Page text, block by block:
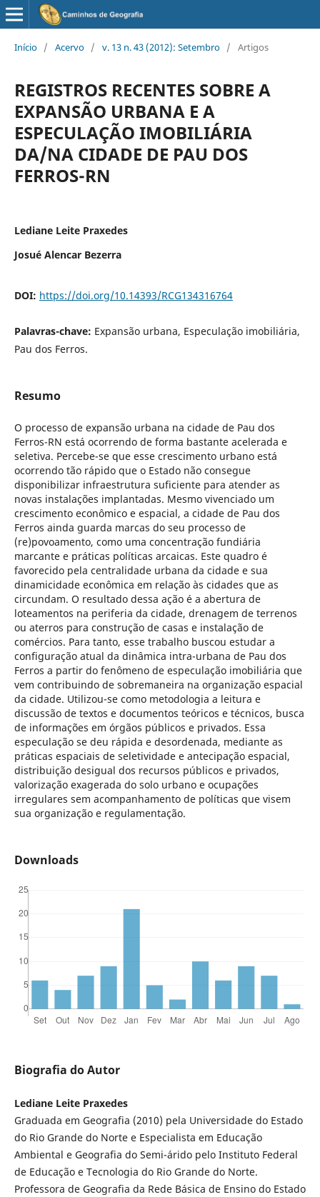
Início / Acervo / v. 13 n. 43 (2012): Setembro / Artigos
REGISTROS RECENTES SOBRE A
EXPANSÃO URBANA E A
ESPECULAÇÃO IMOBILIÁRIA
DA/NA CIDADE DE PAU DOS
FERROS-RN
Lediane Leite Praxedes
Josué Alencar Bezerra
DOI: https://doi.org/10.14393/RCG134316764
Palavras-chave: Expansão urbana, Especulação imobiliária,
Pau dos Ferros.
Resumo
O processo de expansão urbana na cidade de Pau dos
Ferros-RN está ocorrendo de forma bastante acelerada e
seletiva. Percebe-se que esse crescimento urbano está
ocorrendo tão rápido que o Estado não consegue
disponibilizar infraestrutura suficiente para atender as
novas instalações implantadas. Mesmo vivenciado um
crescimento econômico e espacial, a cidade de Pau dos
Ferros ainda guarda marcas do seu processo de
(re)povoamento, como uma concentração fundiária
marcante e práticas políticas arcaicas. Este quadro é
favorecido pela centralidade urbana da cidade e sua
dinamicidade econômica em relação às cidades que as
circundam. O resultado dessa ação é a abertura de
loteamentos na periferia da cidade, drenagem de terrenos
ou aterros para construção de casas e instalação de
comércios. Para tanto, esse trabalho buscou estudar a
configuração atual da dinâmica intra-urbana de Pau dos
Ferros a partir do fenômeno de especulação imobiliária que
vem contribuindo de sobremaneira na organização espacial
da cidade. Utilizou-se como metodologia a leitura e
discussão de textos e documentos teóricos e técnicos, busca
de informações em órgãos públicos e privados. Essa
especulação se deu rápida e desordenada, mediante as
práticas espaciais de seletividade e antecipação espacial,
distribuição desigual dos recursos públicos e privados,
valorização exagerada do solo urbano e ocupações
irregulares sem acompanhamento de políticas que visem
sua organização e regulamentação.
Downloads
Biografia do Autor
Lediane Leite Praxedes
Graduada em Geografia (2010) pela Universidade do Estado
do Rio Grande do Norte e Especialista em Educação
Ambiental e Geografia do Semi-árido pelo Instituto Federal
de Educação e Tecnologia do Rio Grande do Norte.
Professora de Geografia da Rede Básica de Ensino do Estado